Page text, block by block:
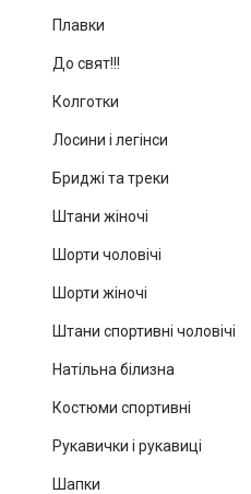
Плавки
До свят!!!
Колготки
Лосини і легінси
Бриджі та треки
Штани жіночі
Шорти чоловічі
Шорти жіночі
Штани спортивні чоловічі
Натільна білизна
Костюми спортивні
Рукавички і рукавиці
Шапки